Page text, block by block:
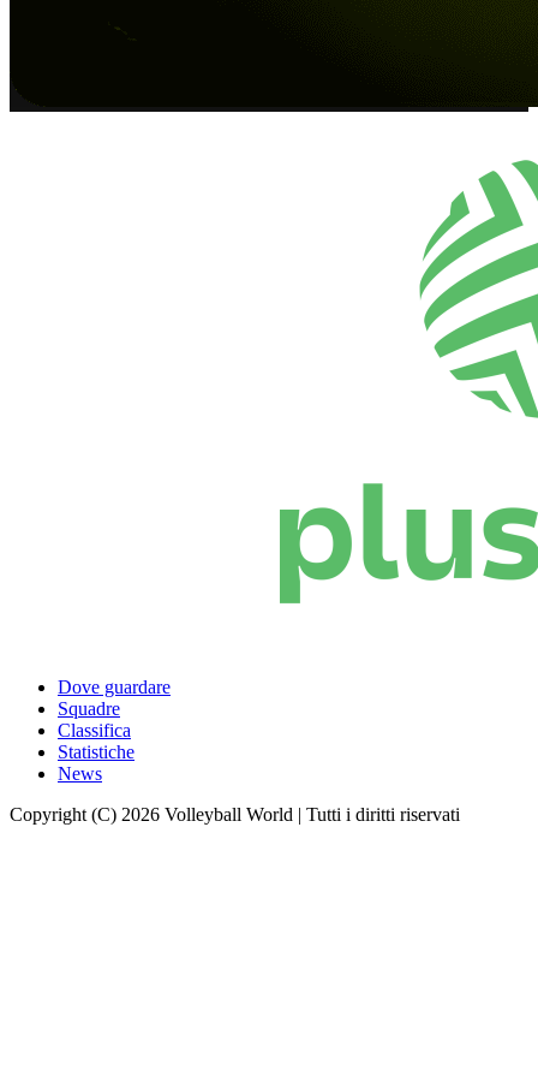
Dove guardare
Squadre
Classifica
Statistiche
News
Copyright (C) 2026 Volleyball World | Tutti i diritti riservati